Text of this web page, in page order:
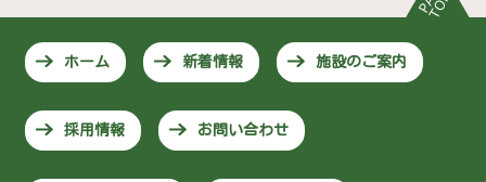
ホーム 新着情報 施設のご案内
採用情報 お問い合わせ